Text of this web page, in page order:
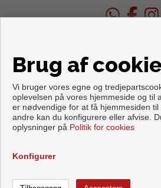
Copyright © 2026. Med forbehold
Retslig meddelelse|
Brug af
Vi bruger vores egne og
oplevelsen på vores hjemmeside og til
er nødvendige for at få hjemmesiden til
andre kan du konfigurere eller afvise.
oplysninger på Politik for cookies
Konfigurer